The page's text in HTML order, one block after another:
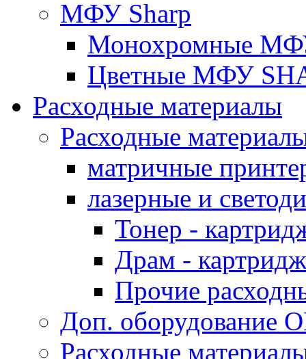
МФУ Sharp
Монохромные
Цветные МФУ
Расходные материалы
Расходные
матричные
лазерные и
Тонер -
Драм -
Прочие
Доп. оборудование
Расходные